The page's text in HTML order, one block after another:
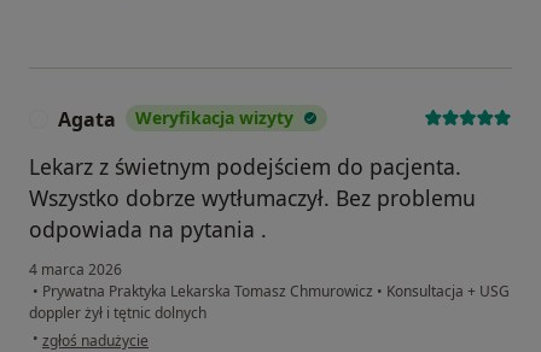
Agata Weryfikacja wizyty
Lekarz z świetnym podejściem do pacjenta.
Wszystko dobrze wytłumaczył. Bez problemu
odpowiada na pytania .
4 marca 2026
• Prywatna Praktyka Lekarska Tomasz Chmurowicz • Konsultacja + USG
doppler żył i tętnic dolnych
• w opinii użytkownika Agata
zgłoś nadużycie